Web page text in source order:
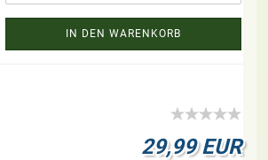
IN DEN WARENKORB
29,99 EUR